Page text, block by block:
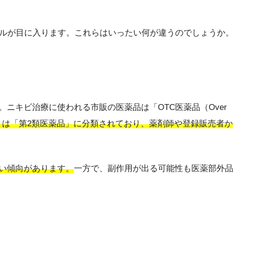
目に入ります。これらはいったい何が違うのでしょうか。
ニキビ治療に使われる市販の医薬品は「OTC医薬品（Over
「第2類医薬品」に分類されており、薬剤師や登録販売者か
傾向があります。一方で、副作用が出る可能性も医薬部外品